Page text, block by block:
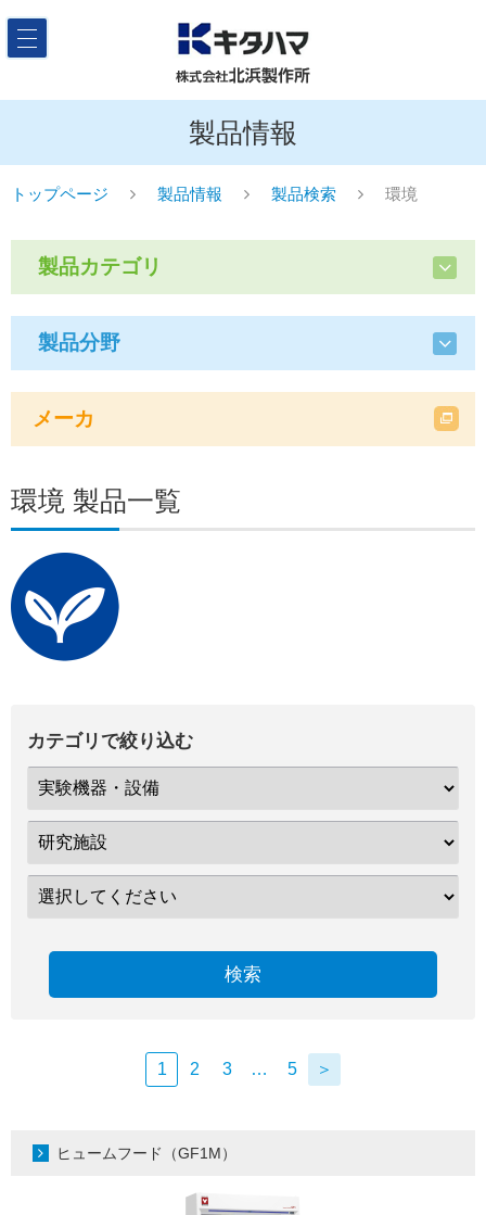
製品情報
トップページ 製品情報 製品検索 環境
製品カテゴリ
製品分野
メーカ
環境 製品一覧
カテゴリで絞り込む
検索
1 2 3 … 5 ＞
ヒュームフード（GF1M）